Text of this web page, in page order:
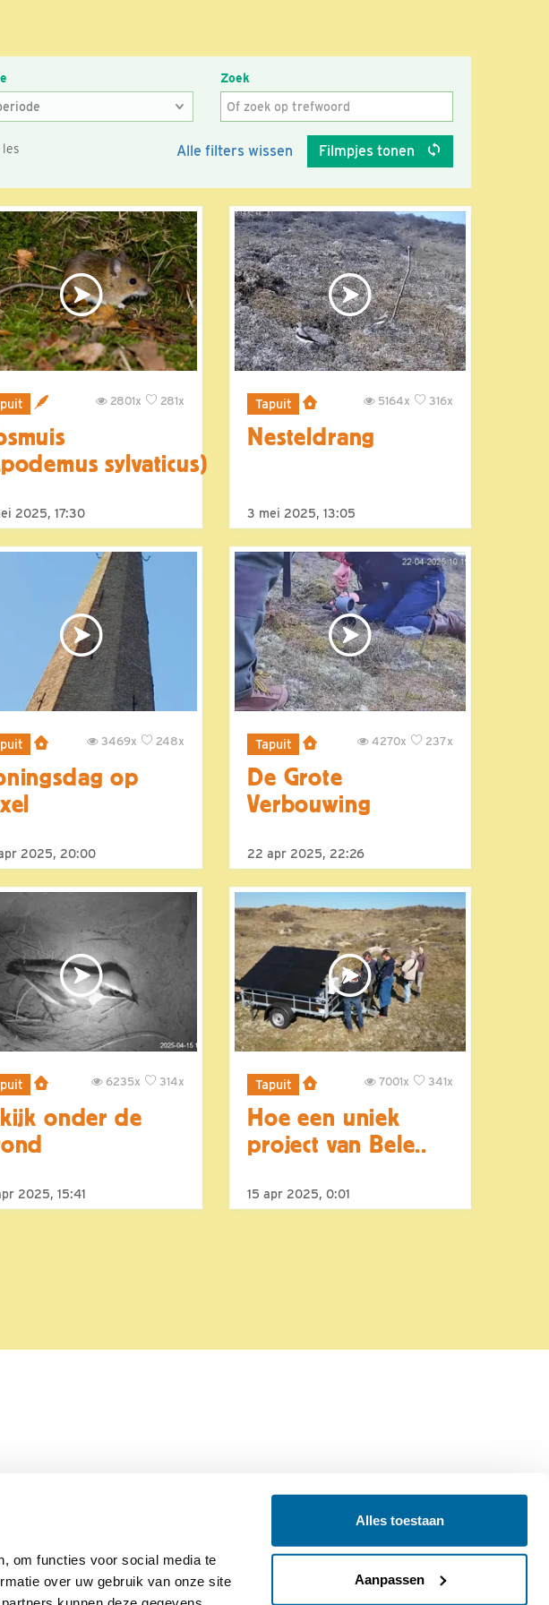
om functies voor social media te
over uw gebruik van onze site
Alles toestaan
Aanpassen
Zoek
Alle filters wissen Filmpjes tonen
les
281x
2801x
sylvaticus)
2025, 17:30
Tapuit 316x
5164x
Nesteldrang
3 mei 2025, 13:05
248x
3469x
op
2025, 20:00
Tapuit 237x
4270x
De Grote
Verbouwing
22 apr 2025, 22:26
314x
6235x
onder de
2025, 15:41
Tapuit 341x
7001x
Hoe een uniek
project van Bele..
15 apr 2025, 0:01
Colofon